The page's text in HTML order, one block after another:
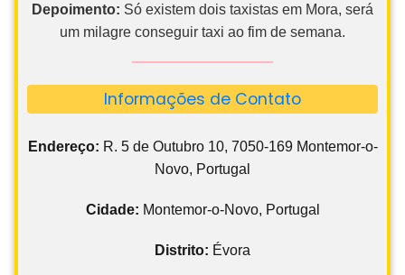
Depoimento: Só existem dois taxistas em Mora, será
um milagre conseguir taxi ao fim de semana.
Informações de Contato
Endereço: R. 5 de Outubro 10, 7050-169 Montemor-o-
Novo, Portugal
Cidade: Montemor-o-Novo, Portugal
Distrito: Évora